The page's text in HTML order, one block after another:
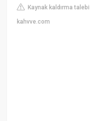
Kaynak kaldırma talebi
kahvve.com